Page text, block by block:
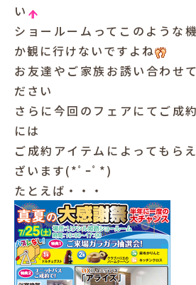
い
ショールームってこのような
か観に行けないですよね
お友達やご家族お誘い合わせ
ださい
さらに今回のフェアにてご成
には
ご成約アイテムによってもら
ざいます(*ﾟｰﾟ*)
たとえば・・・